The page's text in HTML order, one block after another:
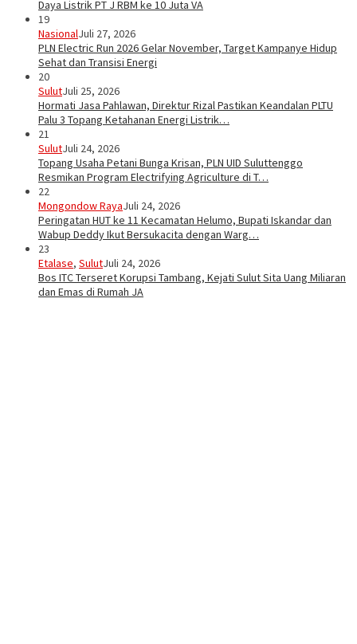
Daya Listrik PT J RBM ke 10 Juta VA
19
NasionalJuli 27, 2026
PLN Electric Run 2026 Gelar November, Target Kampanye Hidup
Sehat dan Transisi Energi
20
SulutJuli 25, 2026
Hormati Jasa Pahlawan, Direktur Rizal Pastikan Keandalan PLTU
Palu 3 Topang Ketahanan Energi Listrik…
21
SulutJuli 24, 2026
Topang Usaha Petani Bunga Krisan, PLN UID Suluttenggo
Resmikan Program Electrifying Agriculture di T…
22
Mongondow RayaJuli 24, 2026
Peringatan HUT ke 11 Kecamatan Helumo, Bupati Iskandar dan
Wabup Deddy Ikut Bersukacita dengan Warg…
23
Etalase, SulutJuli 24, 2026
Bos ITC Terseret Korupsi Tambang, Kejati Sulut Sita Uang Miliaran
dan Emas di Rumah JA